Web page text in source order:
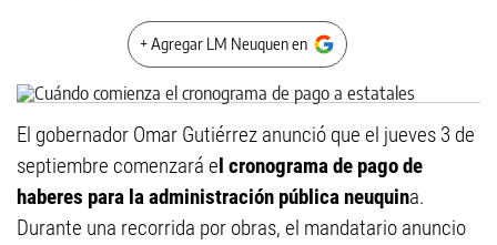
+ Agregar LM Neuquen en
El gobernador Omar Gutiérrez anunció que el jueves 3 de
septiembre comenzará el cronograma de pago de
haberes para la administración pública neuquina.
Durante una recorrida por obras, el mandatario anuncio